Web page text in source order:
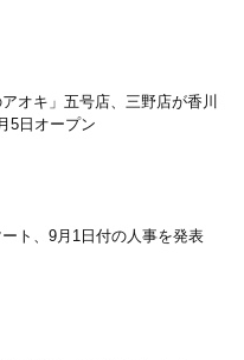
アオキ」五号店、三野店が香川
5日オープン
ト、9月1日付の人事を発表